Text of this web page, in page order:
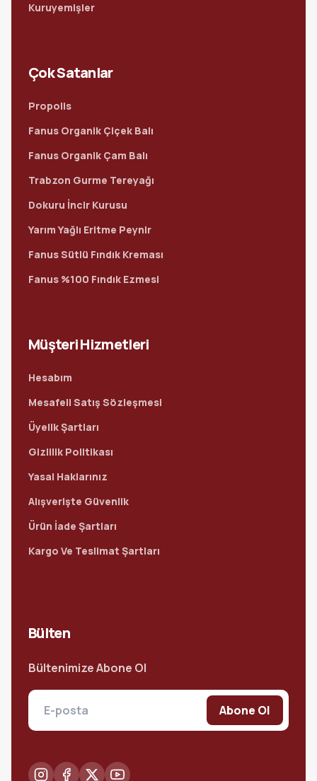
Kuruyemişler
Çok Satanlar
Propolis
Fanus Organik Çiçek Balı
Fanus Organik Çam Balı
Trabzon Gurme Tereyağı
Dokuru İncir Kurusu
Yarım Yağlı Eritme Peynir
Fanus Sütlü Fındık Kreması
Fanus %100 Fındık Ezmesi
Müşteri Hizmetleri
Hesabım
Mesafeli Satış Sözleşmesi
Üyelik Şartları
Gizlilik Politikası
Yasal Haklarınız
Alışverişte Güvenlik
Ürün İade Şartları
Kargo Ve Teslimat Şartları
Bülten
Bültenimize Abone Ol
Abone Ol